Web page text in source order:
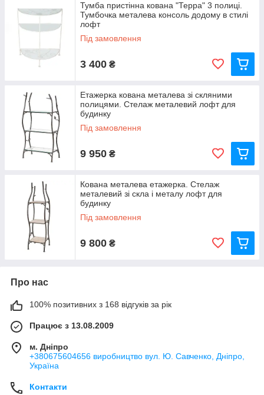
Тумба пристінна кована "Терра" 3 полиці.
Тумбочка металева консоль додому в стилі
лофт
Під замовлення
3 400 ₴
Етажерка кована металева зі скляними
полицями. Стелаж металевий лофт для
будинку
Під замовлення
9 950 ₴
Кована металева етажерка. Стелаж
металевий зі скла і металу лофт для
будинку
Під замовлення
9 800 ₴
Про нас
100% позитивних з 168 відгуків за рік
Працює з 13.08.2009
м. Дніпро
+380675604656 виробництво вул. Ю. Савченко, Дніпро,
Україна
Контакти